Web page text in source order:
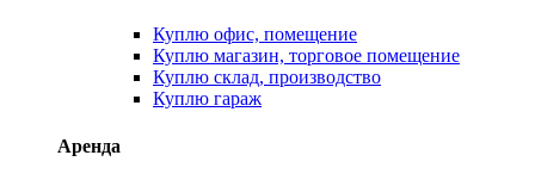
Куплю офис, помещение
Куплю магазин, торговое помещение
Куплю склад, производство
Куплю гараж
Аренда